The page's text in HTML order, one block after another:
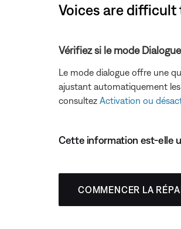
Voices are difficult
Vérifiez si le mode
Le mode dialogue offre une
ajustant automatiquement
consultez Activation ou
Cette information est-elle
COMMENCER LA